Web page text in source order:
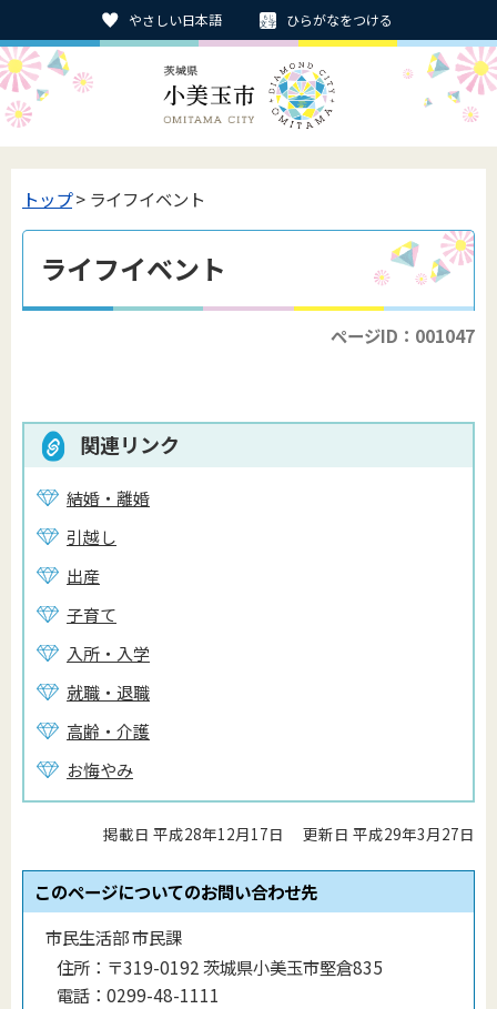
やさしい日本語 ひらがなをつける
トップ> ライフイベント
ライフイベント
ページID：001047
関連リンク
結婚・離婚
引越し
出産
子育て
入所・入学
就職・退職
高齢・介護
お悔やみ
掲載日 平成28年12月17日 更新日 平成29年3月27日
このページについてのお問い合わせ先
市民生活部 市民課
住所： 〒319-0192 茨城県小美玉市堅倉835
電話： 0299-48-1111